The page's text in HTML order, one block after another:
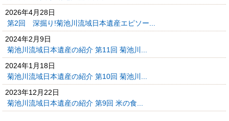
2026年4月28日
第2回 深掘り!菊池川流域日本遺産エピソー...
2024年2月9日
菊池川流域日本遺産の紹介 第11回 菊池川...
2024年1月18日
菊池川流域日本遺産の紹介 第10回 菊池川...
2023年12月22日
菊池川流域日本遺産の紹介 第9回 米の食...